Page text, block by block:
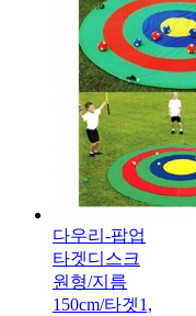
다우리-팝업
타겟디스크
원형/지름
150cm/타겟1,